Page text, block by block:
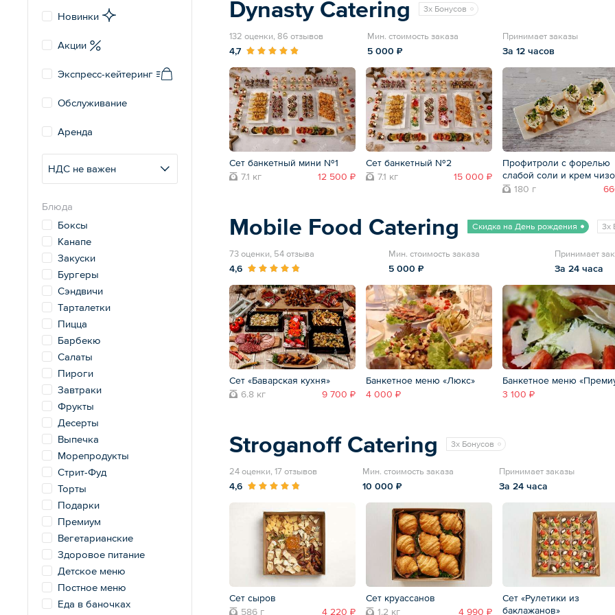
Новинки
Акции
Экспресс-кейтеринг
Обслуживание
Аренда
НДС не важен
Блюда
Боксы
Канапе
Закуски
Бургеры
Сэндвичи
Тарталетки
Пицца
Барбекю
Салаты
Пироги
Завтраки
Фрукты
Десерты
Выпечка
Морепродукты
Стрит-Фуд
Торты
Подарки
Премиум
Вегетарианские
Здоровое питание
Детское меню
Постное меню
Еда в баночках
Dynasty Catering 3x Бонусов
132 оценки, 86 отзывов
4,7
Мин. стоимость заказа
5 000 ₽
Принимает заказы
За 12 часов
Сет банкетный мини №1
7.1 кг
12 500 ₽
Сет банкетный №2
7.1 кг
15 000 ₽
Профитроли с форелью
слабой соли и крем
180 г
Mobile Food Catering Скидка на День рождения 3x
73 оценки, 54 отзыва
4,6
Мин. стоимость заказа
5 000 ₽
Принимает
За 24 часа
Сет «Баварская кухня»
6.8 кг
9 700 ₽
Банкетное меню «Люкс»
4 000 ₽
Банкетное меню
3 100 ₽
Stroganoff Catering 3x Бонусов
24 оценки, 17 отзывов
4,6
Мин. стоимость заказа
10 000 ₽
Принимает заказы
За 24 часа
Сет сыров
586 г
4 220 ₽
Сет круассанов
1.2 кг
4 990 ₽
Сет «Рулетики из
баклажанов»